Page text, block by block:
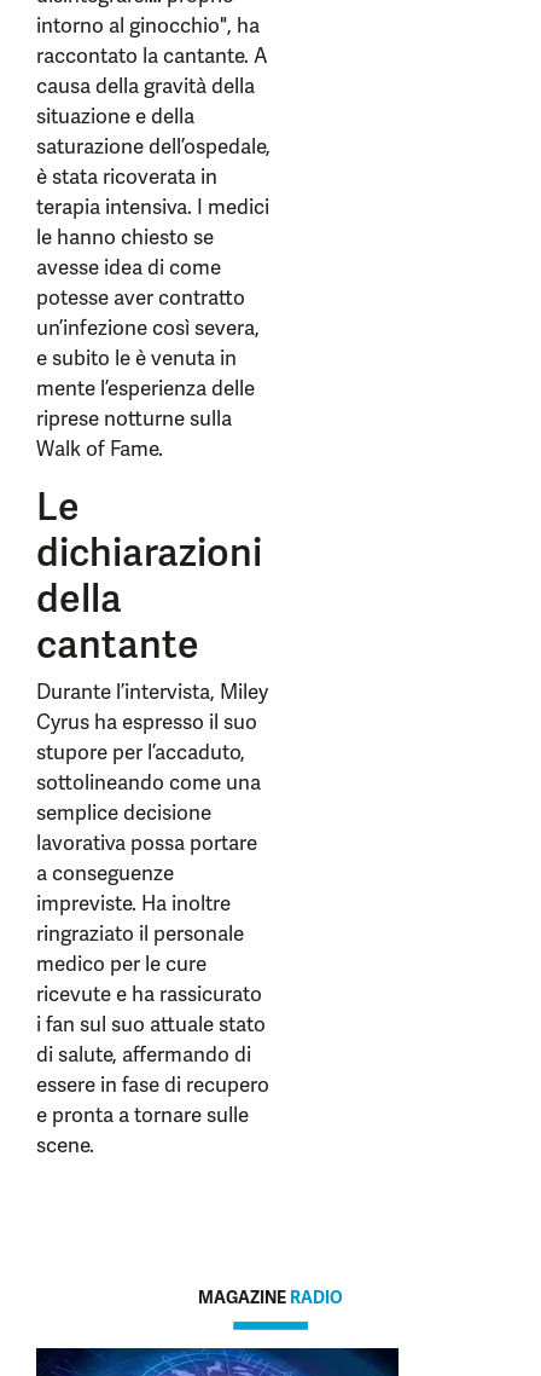
intorno al ginocchio", ha
raccontato la cantante. A
causa della gravità della
situazione e della
saturazione dell’ospedale,
è stata ricoverata in
terapia intensiva. I medici
le hanno chiesto se
avesse idea di come
potesse aver contratto
un’infezione così severa,
e subito le è venuta in
mente l’esperienza delle
riprese notturne sulla
Walk of Fame.
Le
dichiarazioni
della
cantante
Durante l’intervista, Miley
Cyrus ha espresso il suo
stupore per l’accaduto,
sottolineando come una
semplice decisione
lavorativa possa portare
a conseguenze
impreviste. Ha inoltre
ringraziato il personale
medico per le cure
ricevute e ha rassicurato
i fan sul suo attuale stato
di salute, affermando di
essere in fase di recupero
e pronta a tornare sulle
scene.
MAGAZINE RADIO